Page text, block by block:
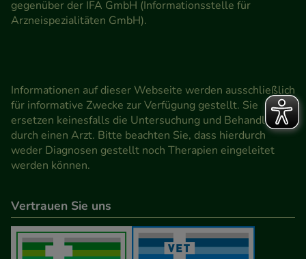
gegenüber der IFA GmbH (Informationsstelle für
Arzneispezialitäten GmbH).
Informationen auf dieser Webseite werden ausschließlich
für informative Zwecke zur Verfügung gestellt. Sie
ersetzen keinesfalls die Untersuchung und Behandlung
durch einen Arzt. Bitte beachten Sie, dass hierdurch
weder Diagnosen gestellt noch Therapien eingeleitet
werden können.
Vertrauen Sie uns